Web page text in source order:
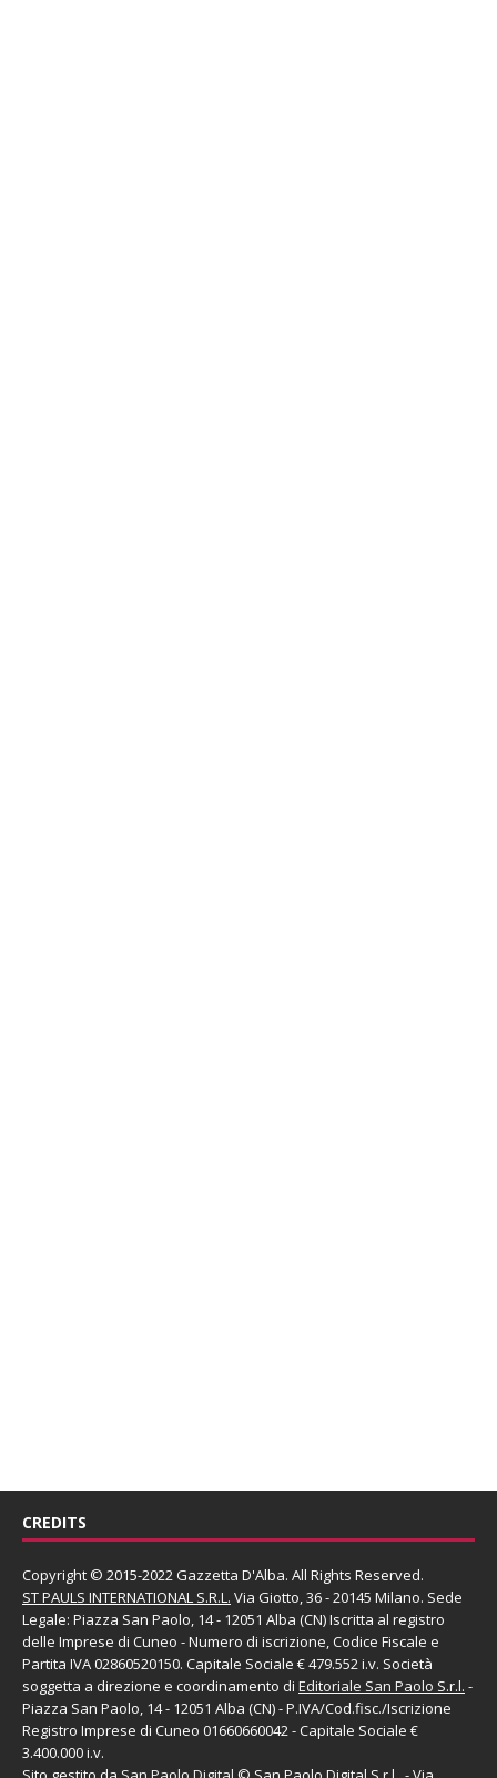
CREDITS
Copyright © 2015-2022 Gazzetta D'Alba. All Rights Reserved.
ST PAULS INTERNATIONAL S.R.L. Via Giotto, 36 - 20145 Milano. Sede
Legale: Piazza San Paolo, 14 - 12051 Alba (CN) Iscritta al registro
delle Imprese di Cuneo - Numero di iscrizione, Codice Fiscale e
Partita IVA 02860520150. Capitale Sociale € 479.552 i.v. Società
soggetta a direzione e coordinamento di Editoriale San Paolo S.r.l. -
Piazza San Paolo, 14 - 12051 Alba (CN) - P.IVA/Cod.fisc./Iscrizione
Registro Imprese di Cuneo 01660660042 - Capitale Sociale €
3.400.000 i.v.